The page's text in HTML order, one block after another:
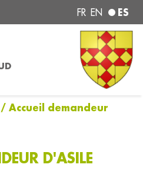
FR EN ES
/ Accueil demandeur
D'ASILE